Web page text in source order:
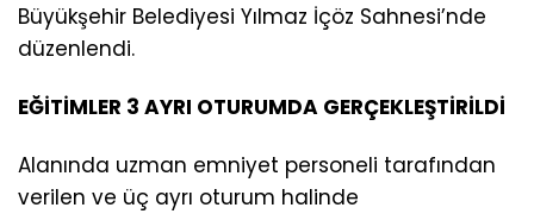
Büyükşehir Belediyesi Yılmaz İçöz Sahnesi’nde
düzenlendi.
EĞİTİMLER 3 AYRI OTURUMDA GERÇEKLEŞTİRİLDİ
Alanında uzman emniyet personeli tarafından
verilen ve üç ayrı oturum halinde